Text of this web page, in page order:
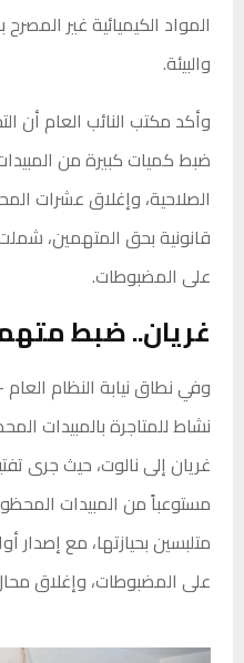
المواد الكيميائية غير
والبيئة.
وأكد مكتب النائب العام أن
ضبط كميات كبيرة من
الصلاحية، وإغلاق عشرات
قانونية بحق المتهمين،
على المضبوطات.
غريان.. ضبط
وفي نطاق نيابة النظام
نشاط للمتاجرة بالمبيدات
متلبسين بحيازتها، مع إصدار
على المضبوطات، وإغلاق